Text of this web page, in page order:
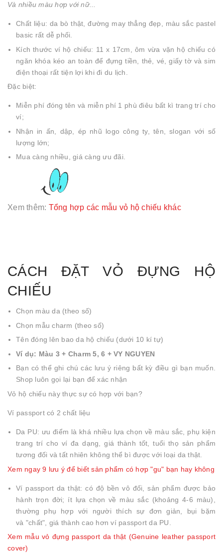
Và nhiều màu hợp với nữ...
Chất liệu: da bò thật, đường may thẳng đẹp, màu sắc pastel
basic rất dễ phối.
Kích thước ví hộ chiếu: 11 x 17cm, ôm vừa vặn hộ chiếu có
ngăn khóa kéo an toàn để đựng tiền, thẻ, vé, giấy tờ và sim
điện thoại rất tiện lợi khi đi du lịch.
Đặc biệt:
Miễn phí đóng tên và miễn phí 1 phù điêu bất kì trang trí cho
ví;
Nhận in ấn, dập, ép nhũ logo công ty, tên, slogan với số
lượng lớn;
Mua càng nhiều, giá càng ưu đãi.
Xem thêm: Tổng hợp các mẫu vỏ hộ chiếu khác
CÁCH ĐẶT VỎ ĐỰNG HỘ
CHIẾU
Chọn màu da (theo số)
Chọn mẫu charm (theo số)
Tên đóng lên bao da hộ chiếu (dưới 10 kí tự)
Ví dụ: Màu 3 + Charm 5, 6 + VY NGUYEN
Bạn có thể ghi chú các lưu ý riêng bất kỳ điều gì bạn muốn.
Shop luôn gọi lại bạn để xác nhận
Vỏ hộ chiếu này thực sự có hợp với bạn?
Ví passport có 2 chất liệu
Da PU: ưu điểm là khá nhiều lựa chọn về màu sắc, phụ kiện
trang trí cho ví đa dạng, giá thành tốt, tuổi thọ sản phẩm
tương đối và tất nhiên không thể bì được với loại da thật.
Xem ngay 9 lưu ý để biết sản phẩm có hợp "gu" bạn hay không
Ví passport da thật: có độ bền vô đối, sản phẩm được bảo
hành trọn đời; ít lựa chọn về màu sắc (khoảng 4-6 màu),
thường phụ hợp với người thích sự đơn giản, bụi bặm
và "chất", giá thành cao hơn ví passport da PU.
Xem mẫu vỏ đựng passport da thật (Genuine leather passport
cover)